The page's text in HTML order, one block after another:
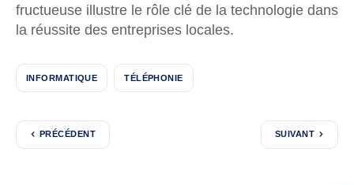
fructueuse illustre le rôle clé de la technologie dans
la réussite des entreprises locales.
INFORMATIQUE TÉLÉPHONIE
PRÉCÉDENT SUIVANT